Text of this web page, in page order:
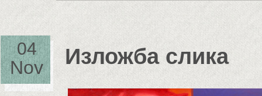
04
Nov Изложба слика